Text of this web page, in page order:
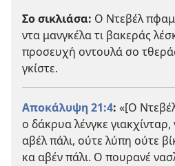
Σο σικλιάσα: Ο Ντεβέλ
ντα μανγκέλα τι βακεράς
προσευχή οντουλά σο
γκίστε.
Αποκάλυψη 21:4: «[Ο
ο δάκρυα λένγκε
αβέλ πάλι, ούτε λύπη ούτε
κα αβέν πάλι. Ο πουρανέ